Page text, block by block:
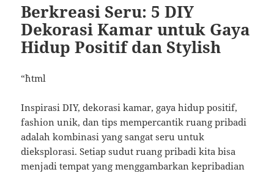
Berkreasi Seru: 5 DIY
Dekorasi Kamar untuk Gaya
Hidup Positif dan Stylish
“`html
Inspirasi DIY, dekorasi kamar, gaya hidup positif,
fashion unik, dan tips mempercantik ruang pribadi
adalah kombinasi yang sangat seru untuk
dieksplorasi. Setiap sudut ruang pribadi kita bisa
menjadi tempat yang menggambarkan kepribadian